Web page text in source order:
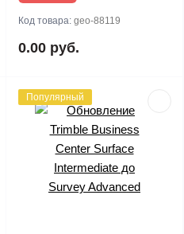
Код товара: geo-88119
0.00 руб.
Популярный